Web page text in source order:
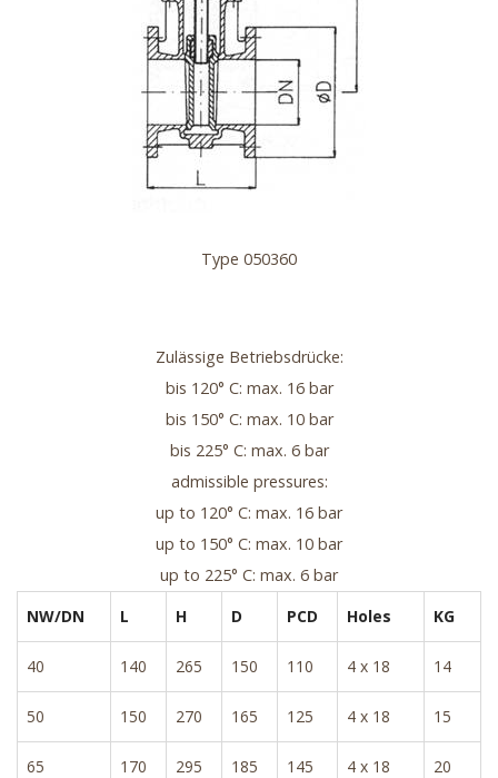
Type 050360
Zulässige Betriebsdrücke:
bis 120° C: max. 16 bar
bis 150° C: max. 10 bar
bis 225° C: max. 6 bar
admissible pressures:
up to 120° C: max. 16 bar
up to 150° C: max. 10 bar
up to 225° C: max. 6 bar
NW/DN
L H D PCD Holes KG
40 140 265 150 110 4 x 18 14
50 150 270 165 125 4 x 18 15
65 170 295 185 145 4 x 18 20